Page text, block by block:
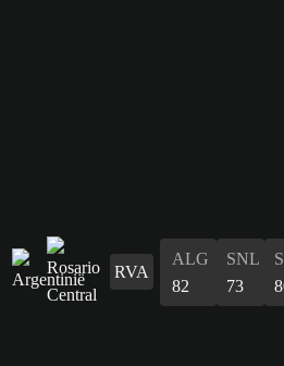
RVA
ALG
82
SNL
73